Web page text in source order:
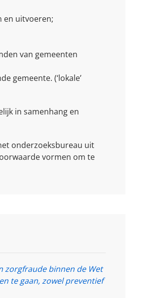
en uitvoeren;
van gemeenten
gemeente. (‘lokale’
in samenhang en
onderzoeksbureau uit
vormen om te
zorgfraude binnen de Wet
te gaan, zowel preventief